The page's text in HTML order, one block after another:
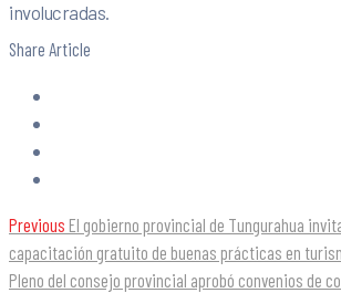
involucradas.
Share Article
Previous El gobierno provincial de Tungurahua
capacitación gratuito de buenas prácticas en
Pleno del consejo provincial aprobó convenios de